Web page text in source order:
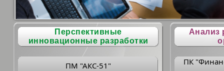
Перспективные
инновационные разработки
ПМ "АКС-51"
Анализ
ПК